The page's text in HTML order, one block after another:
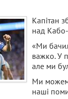
Капітан
над
«Ми
важко. У
але ми
Ми
наші